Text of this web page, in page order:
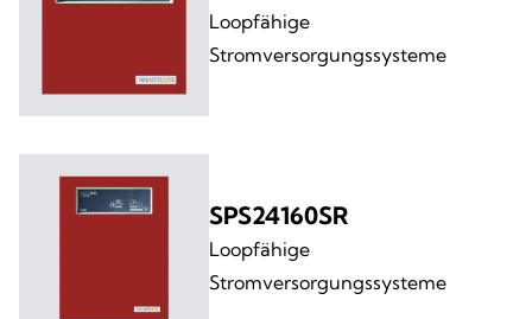
Loopfähige
Stromversorgungssysteme
SPS24160SR
Loopfähige
Stromversorgungssysteme